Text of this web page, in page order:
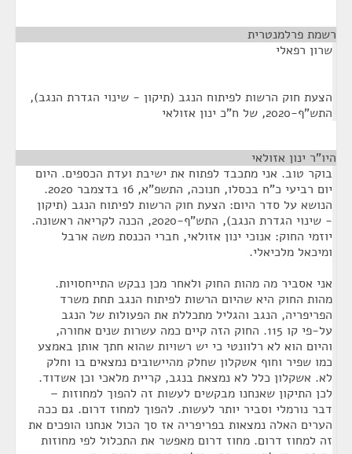
רשמת פרלמנטרית
שרון רפאלי
הצעת חוק הרשות לפיתוח הנגב (תיקון - שינוי הגדרת הנגב),
התש"ף-2020, של ח"כ ינון אזולאי
היו"ר ינון אזולאי
בוקר טוב. אני מתכבד לפתוח את ישיבת ועדת הכספים. היום
יום רביעי כ"ח בכסלו, חנוכה, התשפ"א, 16 בדצמבר 2020.
הנושא על סדר היום: הצעת חוק הרשות לפיתוח הנגב (תיקון
- שינוי הגדרת הנגב), התש"ף-2020, הכנה לקריאה ראשונה.
יוזמי החוק: אנוכי ינון אזולאי, חברי הכנסת משה ארבל
ומיכאל מלכיאלי.
אני אסביר מה מהות החוק ולאחר מכן נבקש התייחסויות.
מהות החוק היא שהיום הרשות לפיתוח הנגב תחת משרד
הפריפריה, הנגב והגליל מתכללת את הפעולות של הנגב
על-פי קו 115. החוק הזה קיים כמה עשרות שנים אחורה,
והיום הוא לא רלוונטי כי יש רשויות שהוא חתך אותן באמצע
כמו שפיר וחוף אשקלון שחלק מהיישובים נמצאים בו וחלק
לא. אשקלון כלל לא נמצאת בנגב, קריית מלאכי וכן אשדוד.
לכן התיקון שאנחנו מבקשים לעשות זה להפוך למחוזות –
דבר נורמלי וסביר יותר לעשות. להפוך למחוז דרום. גם ככה
הערים האלה נמצאות בפריפריה אז סך הכול אנחנו הופכים את
זה למחוז דרום. מחוז דרום מאפשר את התכלול לפי מחוזות